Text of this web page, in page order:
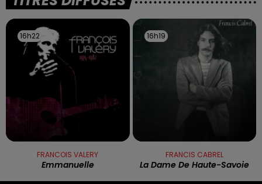
16h22
16h22
FRANCOIS VALERY
Emmanuelle
16h19
16h19
FRANCIS CABREL
La Dame De Haute-Savoie